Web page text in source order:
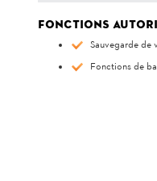
Fonctions
Sauvegarde de
Fonctions de